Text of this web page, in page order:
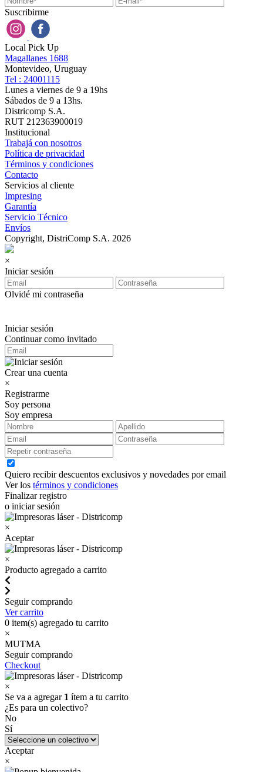
Suscribirme
Local Pick Up
Magallanes 1688
Montevideo, Uruguay
Tel : 24001115
Lunes a viernes de 9 a 19hs
Sábados de 9 a 13hs.
Districomp S.A.
RUT 212363900019
Institucional
Trabajá con nosotros
Política de privacidad
Términos y condiciones
Contacto
Servicios al cliente
Impresing
Garantía
Servicio Técnico
Envíos
Copyright, DistriComp S.A. 2026
×
Iniciar sesión
Olvidé mi contraseña
Iniciar sesión
Continuar como invitado
Crear una cuenta
×
Registrarme
Soy persona
Soy empresa
Quiero recibir descuentos exclusivos y novedades por email
Ver los términos y condiciones
Finalizar registro
o iniciar sesión
×
Aceptar
×
Producto agregado a carrito
Seguir comprando
Ver carrito
0 item(s) agregado tu carrito
×
MUTMA
Seguir comprando
Checkout
×
Se va a agregar 1 ítem a tu carrito
¿Es para un colectivo?
No
Sí
Aceptar
×